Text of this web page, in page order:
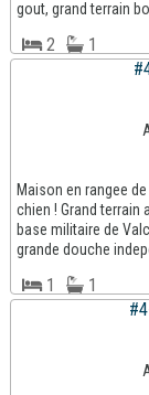
gout, grand terrain
2
1
Maison en rangee
chien ! Grand terrain
base militaire de
grande douche
1 1